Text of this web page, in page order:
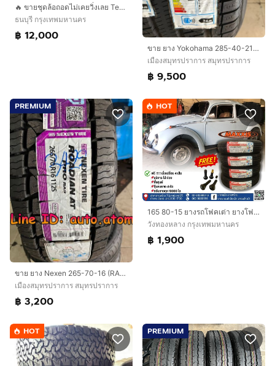
🔥 ขายชุดล้อถอดไม่เคยวิ่งเลย Tesla Model 3 Standard ปี 2026
ธนบุรี กรุงเทพมหานคร
฿ 12,000
ขาย ยาง Yokohama 285-40-21 (S35A) ใหม่ ปี 25
เมืองสมุทรปราการ สมุทรปราการ
฿ 9,500
PREMIUM
ขาย ยาง Nexen 265-70-16 (RA8) ใหม่ ปี 26
เมืองสมุทรปราการ สมุทรปราการ
฿ 3,200
HOT
165 80-15 ยางรถโฟคเต่า ยางโฟค ปีใหม่ๆ ราคาถูก ราชาแม็ก ลาดพร้าว
วังทองหลาง กรุงเทพมหานคร
฿ 1,900
HOT PREMIUM